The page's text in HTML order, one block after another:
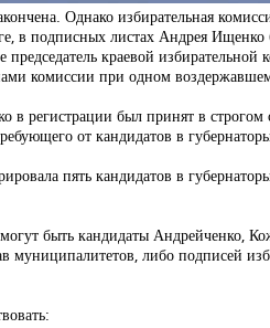
Однако избирательная
в подписных листах Андрея
краевой
комиссии при одном
в регистрации был принят в
от кандидатов в
пять кандидатов в
быть кандидаты Андрейченко,
муниципалитетов, либо подписей